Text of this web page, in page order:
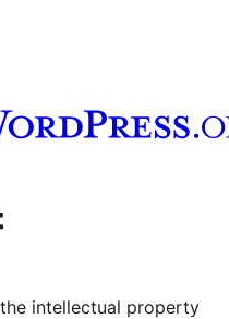
channel
our Tumblr account
intellectual property